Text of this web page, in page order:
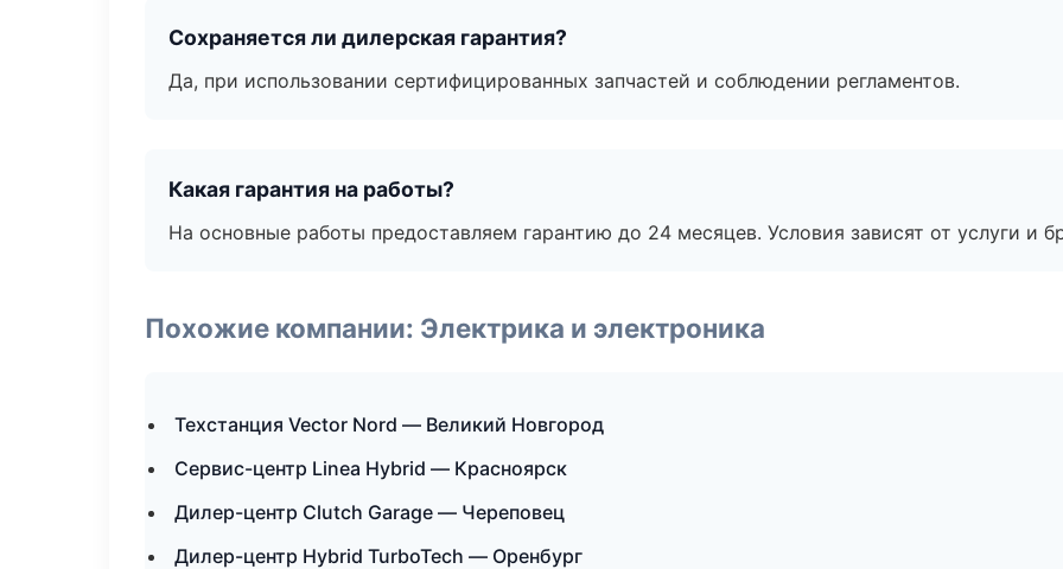
Сохраняется ли дилерская гарантия?
Да, при использовании сертифицированных запчастей и соблюдении регламентов.
Какая гарантия на работы?
На основные работы предоставляем гарантию до 24 месяцев. Условия зависят от услуги и
Похожие компании: Электрика и электроника
Техстанция Vector Nord — Великий Новгород
Сервис-центр Linea Hybrid — Красноярск
Дилер-центр Clutch Garage — Череповец
Дилер-центр Hybrid TurboTech — Оренбург